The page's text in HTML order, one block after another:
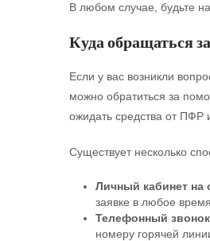
В любом случае, будьте
Куда обращаться
Если у вас возникли
можно обратиться за
ожидать средства от ПФР
Существует несколько
Личный кабинет на
заявке в любое время.
Телефонный
номеру горячей